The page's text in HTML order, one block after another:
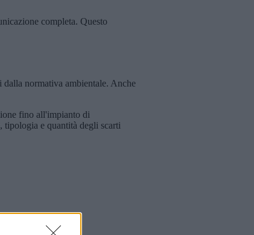
completa. Questo
dalla normativa ambientale. Anche
fino all'impianto di
tipologia e quantità degli scarti